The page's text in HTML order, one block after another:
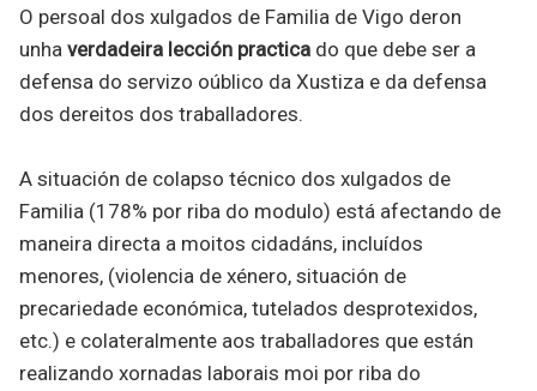
O persoal dos xulgados de Familia de Vigo deron
unha verdadeira lección practica do que debe ser a
defensa do servizo oúblico da Xustiza e da defensa
dos dereitos dos traballadores.
A situación de colapso técnico dos xulgados de
Familia (178% por riba do modulo) está afectando de
maneira directa a moitos cidadáns, incluídos
menores, (violencia de xénero, situación de
precariedade económica, tutelados desprotexidos,
etc.) e colateralmente aos traballadores que están
realizando xornadas laborais moi por riba do